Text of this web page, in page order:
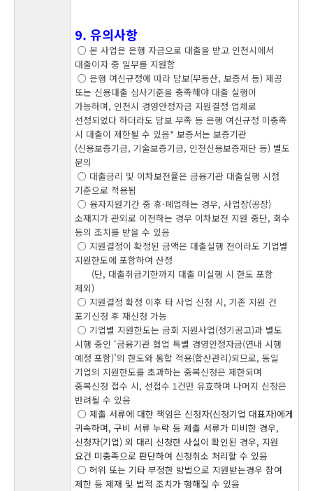
9. 유의사항
○ 본 사업은 은행 자금으로 대출을 받고 인천시에서
대출이자 중 일부를 지원함
○ 은행 여신규정에 따라 담보(부동산, 보증서 등) 제공
또는 신용대출 심사기준을 충족해야 대출 실행이
가능하며, 인천시 경영안정자금 지원결정 업체로
선정되었다 하더라도 담보 부족 등 은행 여신규정 미충족
시 대출이 제한될 수 있음* 보증서는 보증기관
(신용보증기금, 기술보증기금, 인천신용보증재단 등) 별도
문의
○ 대출금리 및 이차보전율은 금융기관 대출실행 시점
기준으로 적용됨
○ 융자지원기간 중 휴·폐업하는 경우, 사업장(공장)
소재지가 관외로 이전하는 경우 이차보전 지원 중단, 회수
등의 조치를 받을 수 있음
○ 지원결정이 확정된 금액은 대출실행 전이라도 기업별
지원한도에 포함하여 산정
(단, 대출취급기한까지 대출 미실행 시 한도 포함
제외)
○ 지원결정 확정 이후 타 사업 신청 시, 기존 지원 건
포기신청 후 재신청 가능
○ 기업별 지원한도는 금회 지원사업(정기공고)과 별도
시행 중인 ‘금융기관 협업 특별 경영안정자금(연내 시행
예정 포함)’의 한도와 통합 적용(합산관리)되므로, 동일
기업의 지원한도를 초과하는 중복신청은 제한되며
중복신청 접수 시, 선접수 1건만 유효하며 나머지 신청은
반려될 수 있음
○ 제출 서류에 대한 책임은 신청자(신청기업 대표자)에게
귀속하며, 구비 서류 누락 등 제출 서류가 미비한 경우,
신청자(기업) 외 대리 신청한 사실이 확인된 경우, 지원
요건 미충족으로 판단하여 신청취소 처리할 수 있음
○ 허위 또는 기타 부정한 방법으로 지원받는경우 참여
제한 등 제재 및 법적 조치가 행해질 수 있음